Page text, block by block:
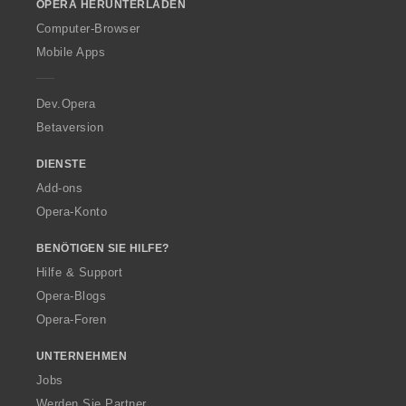
w
O
p
a
OPERA HERUNTERLADEN
Computer-Browser
Mobile Apps
Dev.Opera
Betaversion
DIENSTE
Add-ons
Opera-Konto
BENÖTIGEN SIE HILFE?
Hilfe & Support
Opera-Blogs
Opera-Foren
UNTERNEHMEN
Jobs